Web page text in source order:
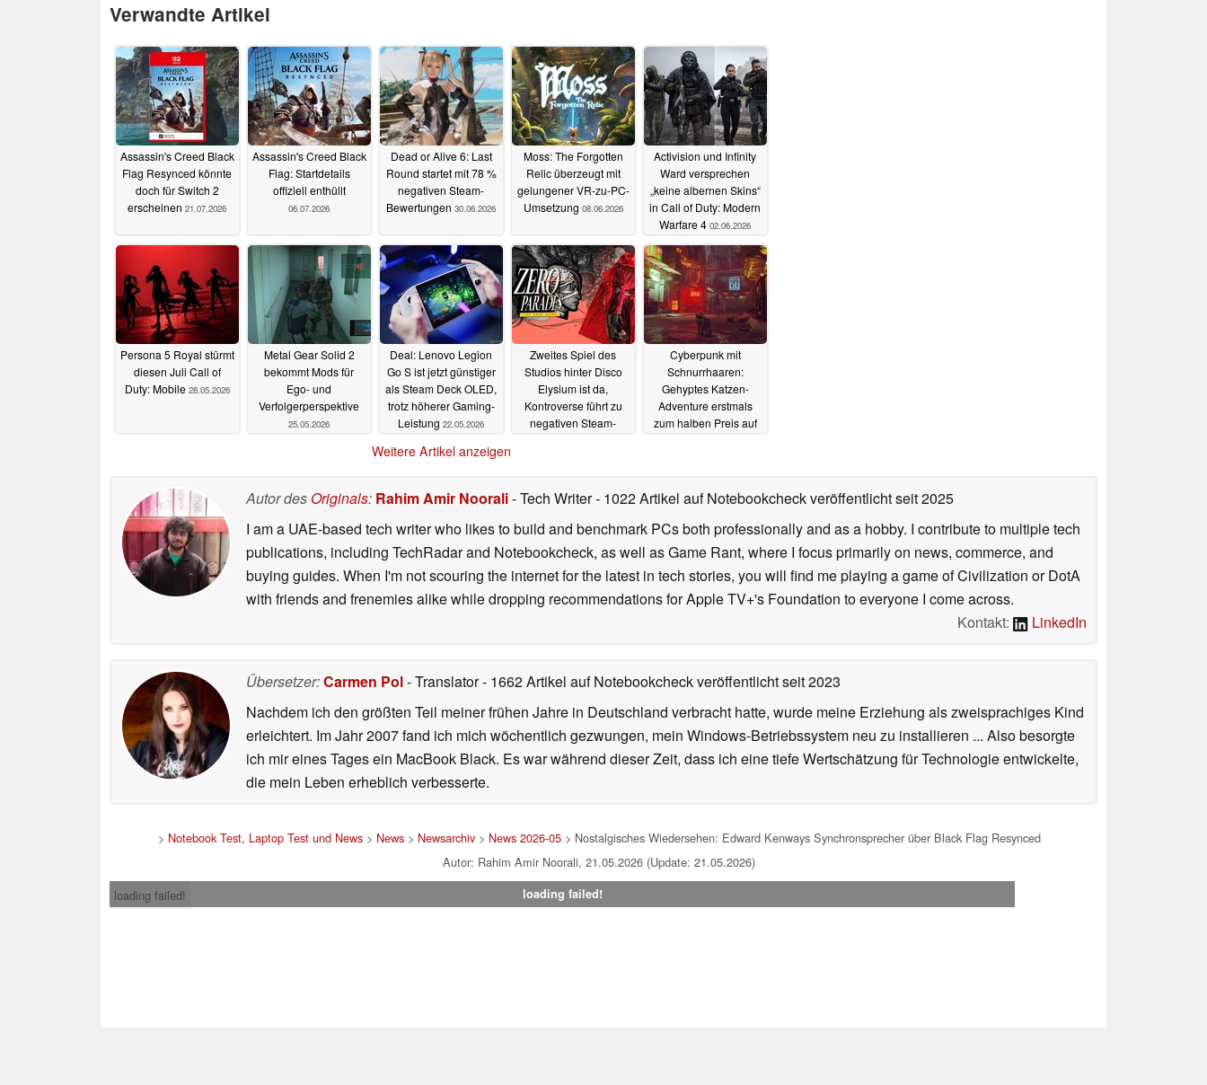
Verwandte Artikel
Assassin's Creed Black
Flag Resynced könnte
doch für Switch 2
erscheinen 21.07.2026
Assassin's Creed Black
Flag: Startdetails
offiziell enthüllt
06.07.2026
Dead or Alive 6: Last
Round startet mit 78 %
negativen Steam-
Bewertungen 30.06.2026
Moss: The Forgotten
Relic überzeugt mit
gelungener VR-zu-PC-
Umsetzung 08.06.2026
Activision und Infinity
Ward versprechen
„keine albernen Skins“
in Call of Duty: Modern
Warfare 4 02.06.2026
Persona 5 Royal stürmt
diesen Juli Call of
Duty: Mobile 28.05.2026
Metal Gear Solid 2
bekommt Mods für
Ego- und
Verfolgerperspektive
25.05.2026
Deal: Lenovo Legion
Go S ist jetzt günstiger
als Steam Deck OLED,
trotz höherer Gaming-
Leistung 22.05.2026
Zweites Spiel des
Studios hinter Disco
Elysium ist da,
Kontroverse führt zu
negativen Steam-
Cyberpunk mit
Schnurrhaaren:
Gehyptes Katzen-
Adventure erstmals
zum halben Preis auf
Weitere Artikel anzeigen
Autor des Originals: Rahim Amir Noorali- Tech Writer- 1022 Artikel auf Notebookcheck veröffentlichtseit 2025
I am a UAE-based tech writer who likes to build and benchmark PCs both professionally and as a hobby. I contribute to multiple tech
publications, including TechRadar and Notebookcheck, as well as Game Rant, where I focus primarily on news, commerce, and
buying guides. When I'm not scouring the internet for the latest in tech stories, you will find me playing a game of Civilization or DotA
with friends and frenemies alike while dropping recommendations for Apple TV+'s Foundation to everyone I come across.
Kontakt:
LinkedIn
Übersetzer:Carmen Pol- Translator- 1662 Artikel auf Notebookcheck veröffentlichtseit 2023
Nachdem ich den größten Teil meiner frühen Jahre in Deutschland verbracht hatte, wurde meine Erziehung als zweisprachiges Kind
erleichtert. Im Jahr 2007 fand ich mich wöchentlich gezwungen, mein Windows-Betriebssystem neu zu installieren ... Also besorgte
ich mir eines Tages ein MacBook Black. Es war während dieser Zeit, dass ich eine tiefe Wertschätzung für Technologie entwickelte,
die mein Leben erheblich verbesserte.
> Notebook Test, Laptop Test und News> News> Newsarchiv> News 2026-05> Nostalgisches Wiedersehen: Edward Kenways Synchronsprecher über Black Flag Resynced
Autor: Rahim Amir Noorali, 21.05.2026 (Update: 21.05.2026)
loading failed!
loading failed!